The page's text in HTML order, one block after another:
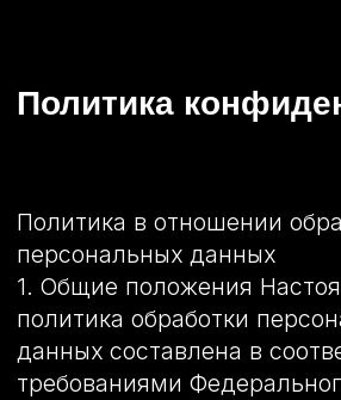
политика обработки персональных
данных составлена в соответствии с
требованиями Федерального закона от
27.07.2006. №152-ФЗ «О персональных
данных» (далее - Закон о
данных) и определяет порядок
обработки персональных данных и
по обеспечению безопасности